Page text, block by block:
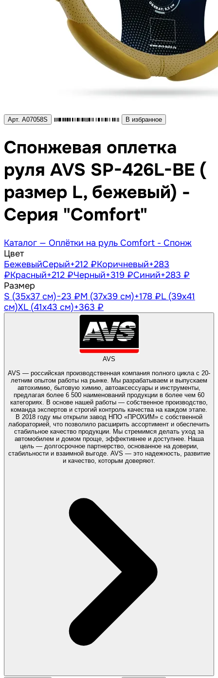
Арт. A07058S В избранное
Спонжевая оплетка
руля AVS SP-426L-BE (
размер L, бежевый) -
Серия "Comfort"
Каталог — Оплётки на руль Comfort - Спонж
Цвет
БежевыйСерый+212 ₽Коричневый+283
₽Красный+212 ₽Черный+319 ₽Синий+283 ₽
Размер
S (35х37 см)−23 ₽M (37х39 см)+178 ₽L (39х41
см)XL (41х43 см)+363 ₽
AVS
AVS — российская производственная компания полного цикла с 20-
летним опытом работы на рынке. Мы разрабатываем и выпускаем
автохимию, бытовую химию, автоаксессуары и инструменты,
предлагая более 6 500 наименований продукции в более чем 60
категориях. В основе нашей работы — собственное производство,
команда экспертов и строгий контроль качества на каждом этапе.
В 2018 году мы открыли завод НПО «ПРОХИМ» с собственной
лабораторией, что позволило расширить ассортимент и обеспечить
стабильное качество продукции. Мы стремимся делать уход за
автомобилем и домом проще, эффективнее и доступнее. Наша
цель — долгосрочное партнерство, основанное на доверии,
стабильности и взаимной выгоде. AVS — это надежность, развитие
и качество, которым доверяют.